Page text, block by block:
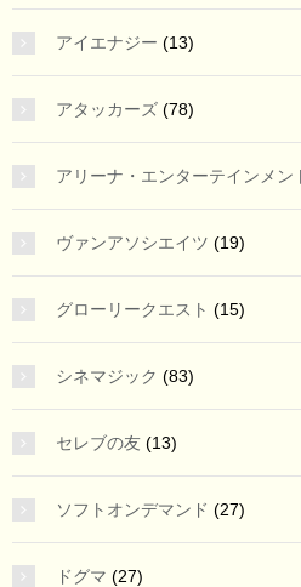
アイエナジー (13)
アタッカーズ (78)
アリーナ・エンターテインメン
ヴァンアソシエイツ (19)
グローリークエスト (15)
シネマジック (83)
セレブの友 (13)
ソフトオンデマンド (27)
ドグマ (27)